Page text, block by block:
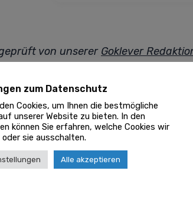
von unserer Goklever
für effizientes Arbeiten
zum Datenschutz
Cookies, um Ihnen die bestmögliche
unserer Website zu bieten. In den
können Sie erfahren, welche Cookies wir
sie ausschalten.
Alle akzeptieren